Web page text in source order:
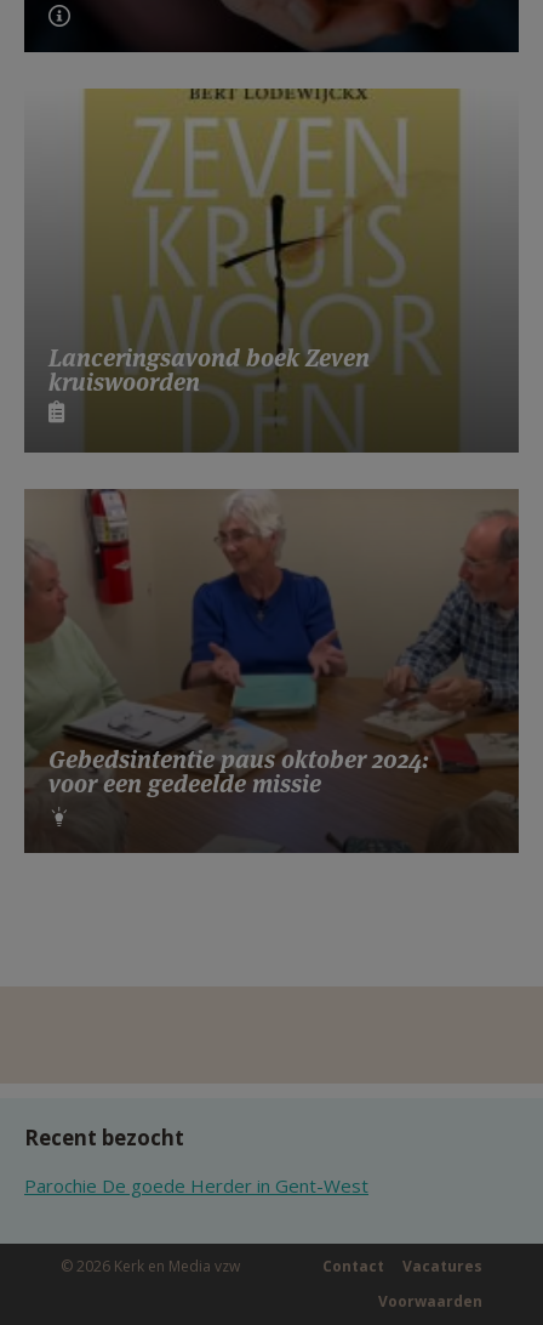
Lanceringsavond boek Zeven
kruiswoorden
Gebedsintentie paus oktober 2024:
voor een gedeelde missie
Recent bezocht
Parochie De goede Herder in Gent-West
© 2026 Kerk en Media vzw Vacatures
Contact
Voorwaarden